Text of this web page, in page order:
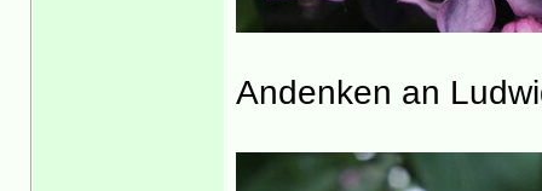
Andenken an